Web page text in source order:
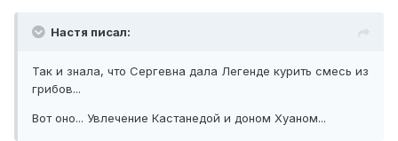
Настя писал:
Так и знала, что Сергевна дала Легенде курить смесь из
грибов...
Вот оно... Увлечение Кастанедой и доном Хуаном...